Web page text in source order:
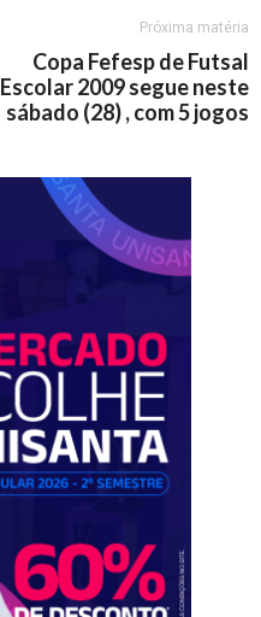
Próxima matéria
Copa Fefesp de Futsal
Escolar 2009 segue neste
sábado (28) , com 5 jogos